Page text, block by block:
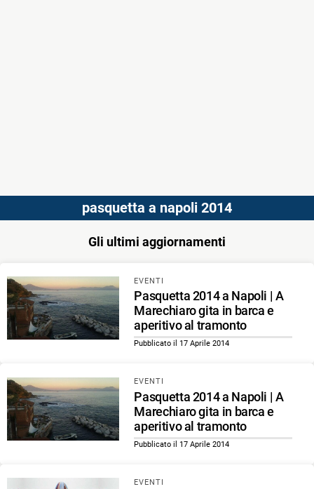
pasquetta a napoli 2014
Gli ultimi aggiornamenti
EVENTI
Pasquetta 2014 a Napoli | A
Marechiaro gita in barca e
aperitivo al tramonto
Pubblicato il 17 Aprile 2014
EVENTI
Pasquetta 2014 a Napoli | A
Marechiaro gita in barca e
aperitivo al tramonto
Pubblicato il 17 Aprile 2014
EVENTI